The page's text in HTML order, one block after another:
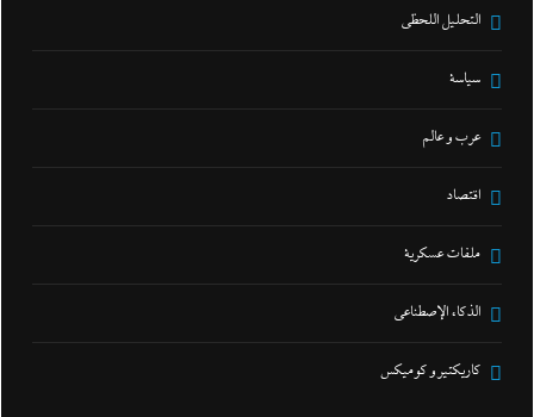
التحليل اللحظي
سياسة
عرب و عالم
اقتصاد
ملفات عسكرية
الذكاء الإصطناعي
كاريكتير و كوميكس